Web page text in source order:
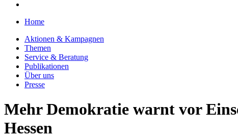
Home
Aktionen & Kampagnen
Themen
Service & Beratung
Publikationen
Über uns
Presse
Mehr Demokratie warnt vor
Hessen